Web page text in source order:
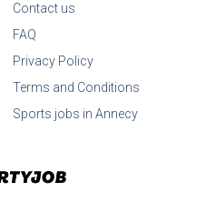
Contact us
FAQ
Privacy Policy
Terms and Conditions
Sports jobs in Annecy